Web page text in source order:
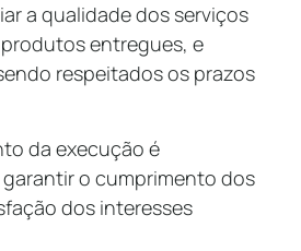
a qualidade dos serviços
entregues, e
respeitados os prazos
da execução é
o cumprimento dos
dos interesses